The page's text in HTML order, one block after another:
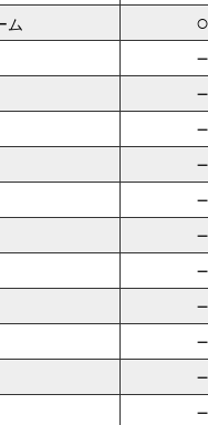
ム ○